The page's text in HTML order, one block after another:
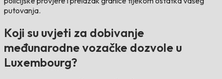
putovanja.
Koji su uvjeti za dobivanje
međunarodne vozačke dozvole u
Luxembourg?